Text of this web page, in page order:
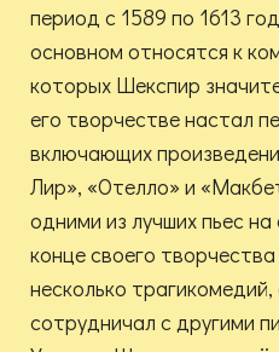
период с 1589 по 1613
основном относятся к
которых Шекспир
его творчестве настал
включающих
Лир», «Отелло» и
одними из лучших пьес
конце своего
несколько
сотрудничал с другими